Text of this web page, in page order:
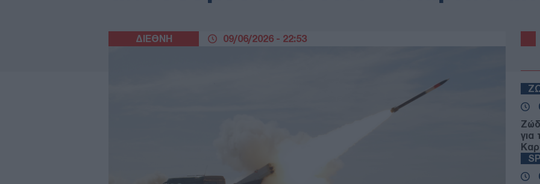
ΔΙΕΘΝΗ 09/06/2026 - 22:53
για